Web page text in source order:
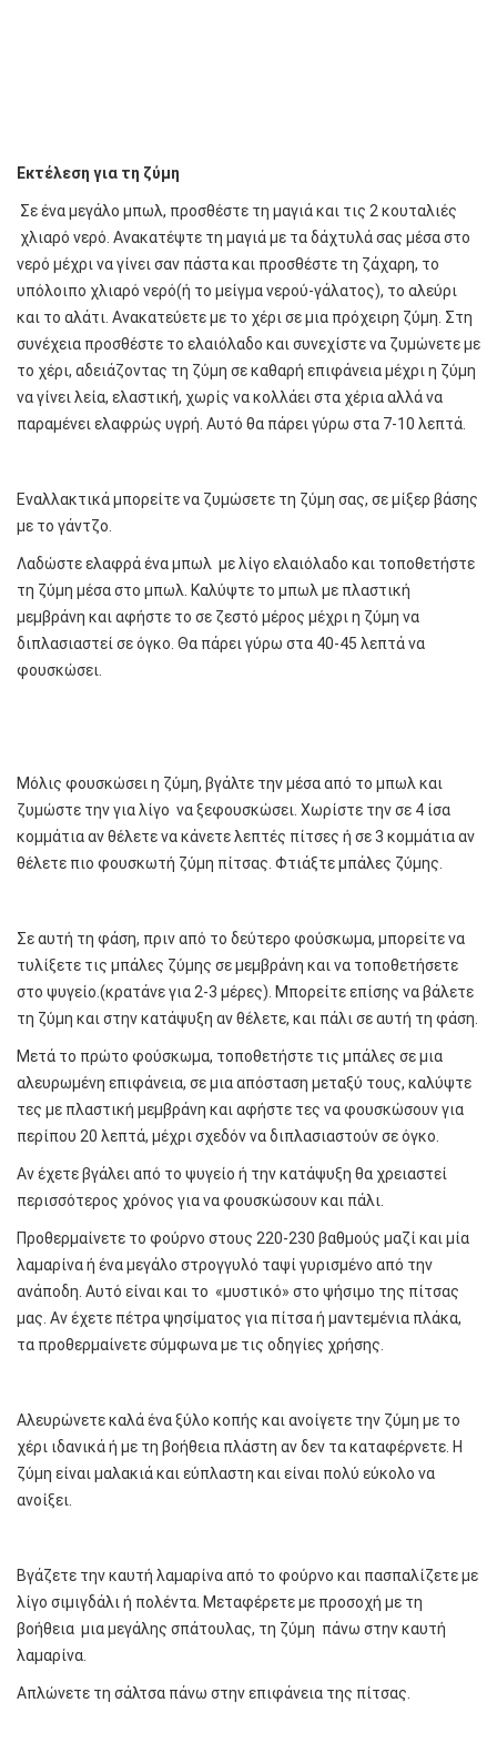
Εκτέλεση για τη ζύμη
Σε ένα μεγάλο μπωλ, προσθέστε τη μαγιά και τις 2 κουταλιές
χλιαρό νερό. Ανακατέψτε τη μαγιά με τα δάχτυλά σας μέσα στο
νερό μέχρι να γίνει σαν πάστα και προσθέστε τη ζάχαρη, το
υπόλοιπο χλιαρό νερό(ή το μείγμα νερού-γάλατος), το αλεύρι
και το αλάτι. Ανακατεύετε με το χέρι σε μια πρόχειρη ζύμη. Στη
συνέχεια προσθέστε το ελαιόλαδο και συνεχίστε να ζυμώνετε με
το χέρι, αδειάζοντας τη ζύμη σε καθαρή επιφάνεια μέχρι η ζύμη
να γίνει λεία, ελαστική, χωρίς να κολλάει στα χέρια αλλά να
παραμένει ελαφρώς υγρή. Αυτό θα πάρει γύρω στα 7-10 λεπτά.
Εναλλακτικά μπορείτε να ζυμώσετε τη ζύμη σας, σε μίξερ βάσης
με το γάντζο.
Λαδώστε ελαφρά ένα μπωλ με λίγο ελαιόλαδο και τοποθετήστε
τη ζύμη μέσα στο μπωλ. Καλύψτε το μπωλ με πλαστική
μεμβράνη και αφήστε το σε ζεστό μέρος μέχρι η ζύμη να
διπλασιαστεί σε όγκο. Θα πάρει γύρω στα 40-45 λεπτά να
φουσκώσει.
Μόλις φουσκώσει η ζύμη, βγάλτε την μέσα από το μπωλ και
ζυμώστε την για λίγο να ξεφουσκώσει. Χωρίστε την σε 4 ίσα
κομμάτια αν θέλετε να κάνετε λεπτές πίτσες ή σε 3 κομμάτια αν
θέλετε πιο φουσκωτή ζύμη πίτσας. Φτιάξτε μπάλες ζύμης.
Σε αυτή τη φάση, πριν από το δεύτερο φούσκωμα, μπορείτε να
τυλίξετε τις μπάλες ζύμης σε μεμβράνη και να τοποθετήσετε
στο ψυγείο.(κρατάνε για 2-3 μέρες). Μπορείτε επίσης να βάλετε
τη ζύμη και στην κατάψυξη αν θέλετε, και πάλι σε αυτή τη φάση.
Μετά το πρώτο φούσκωμα, τοποθετήστε τις μπάλες σε μια
αλευρωμένη επιφάνεια, σε μια απόσταση μεταξύ τους, καλύψτε
τες με πλαστική μεμβράνη και αφήστε τες να φουσκώσουν για
περίπου 20 λεπτά, μέχρι σχεδόν να διπλασιαστούν σε όγκο.
Αν έχετε βγάλει από το ψυγείο ή την κατάψυξη θα χρειαστεί
περισσότερος χρόνος για να φουσκώσουν και πάλι.
Προθερμαίνετε το φούρνο στους 220-230 βαθμούς μαζί και μία
λαμαρίνα ή ένα μεγάλο στρογγυλό ταψί γυρισμένο από την
ανάποδη. Αυτό είναι και το «μυστικό» στο ψήσιμο της πίτσας
μας. Αν έχετε πέτρα ψησίματος για πίτσα ή μαντεμένια πλάκα,
τα προθερμαίνετε σύμφωνα με τις οδηγίες χρήσης.
Αλευρώνετε καλά ένα ξύλο κοπής και ανοίγετε την ζύμη με το
χέρι ιδανικά ή με τη βοήθεια πλάστη αν δεν τα καταφέρνετε. Η
ζύμη είναι μαλακιά και εύπλαστη και είναι πολύ εύκολο να
ανοίξει.
Βγάζετε την καυτή λαμαρίνα από το φούρνο και πασπαλίζετε με
λίγο σιμιγδάλι ή πολέντα. Μεταφέρετε με προσοχή με τη
βοήθεια μια μεγάλης σπάτουλας, τη ζύμη πάνω στην καυτή
λαμαρίνα.
Απλώνετε τη σάλτσα πάνω στην επιφάνεια της πίτσας.